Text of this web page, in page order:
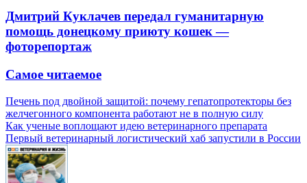
Дмитрий Куклачев передал гуманитарную
помощь донецкому приюту кошек —
фоторепортаж
Самое читаемое
Печень под двойной защитой: почему гепатопротекторы без
желчегонного компонента работают не в полную силу
Как ученые воплощают идею ветеринарного препарата
Первый ветеринарный логистический хаб запустили в России